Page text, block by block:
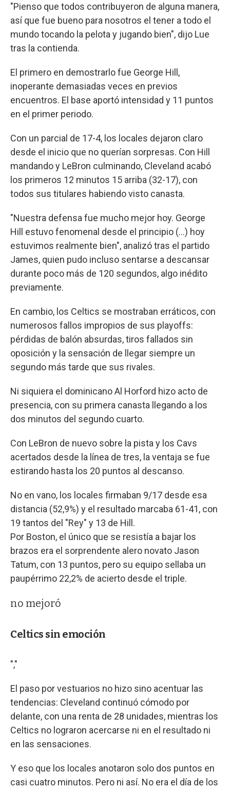
"Pienso que todos contribuyeron de alguna manera,
así que fue bueno para nosotros el tener a todo el
mundo tocando la pelota y jugando bien", dijo Lue
tras la contienda.
El primero en demostrarlo fue George Hill,
inoperante demasiadas veces en previos
encuentros. El base aportó intensidad y 11 puntos
en el primer periodo.
Con un parcial de 17-4, los locales dejaron claro
desde el inicio que no querían sorpresas. Con Hill
mandando y LeBron culminando, Cleveland acabó
los primeros 12 minutos 15 arriba (32-17), con
todos sus titulares habiendo visto canasta.
"Nuestra defensa fue mucho mejor hoy. George
Hill estuvo fenomenal desde el principio (...) hoy
estuvimos realmente bien", analizó tras el partido
James, quien pudo incluso sentarse a descansar
durante poco más de 120 segundos, algo inédito
previamente.
En cambio, los Celtics se mostraban erráticos, con
numerosos fallos impropios de sus playoffs:
pérdidas de balón absurdas, tiros fallados sin
oposición y la sensación de llegar siempre un
segundo más tarde que sus rivales.
Ni siquiera el dominicano Al Horford hizo acto de
presencia, con su primera canasta llegando a los
dos minutos del segundo cuarto.
Con LeBron de nuevo sobre la pista y los Cavs
acertados desde la línea de tres, la ventaja se fue
estirando hasta los 20 puntos al descanso.
No en vano, los locales firmaban 9/17 desde esa
distancia (52,9%) y el resultado marcaba 61-41, con
19 tantos del "Rey" y 13 de Hill.
Por Boston, el único que se resistía a bajar los
brazos era el sorprendente alero novato Jason
Tatum, con 13 puntos, pero su equipo sellaba un
paupérrimo 22,2% de acierto desde el triple.
no mejoró
Celtics sin emoción
","
El paso por vestuarios no hizo sino acentuar las
tendencias: Cleveland continuó cómodo por
delante, con una renta de 28 unidades, mientras los
Celtics no lograron acercarse ni en el resultado ni
en las sensaciones.
Y eso que los locales anotaron solo dos puntos en
casi cuatro minutos. Pero ni así. No era el día de los